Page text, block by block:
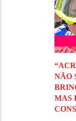
NÃO
MAS